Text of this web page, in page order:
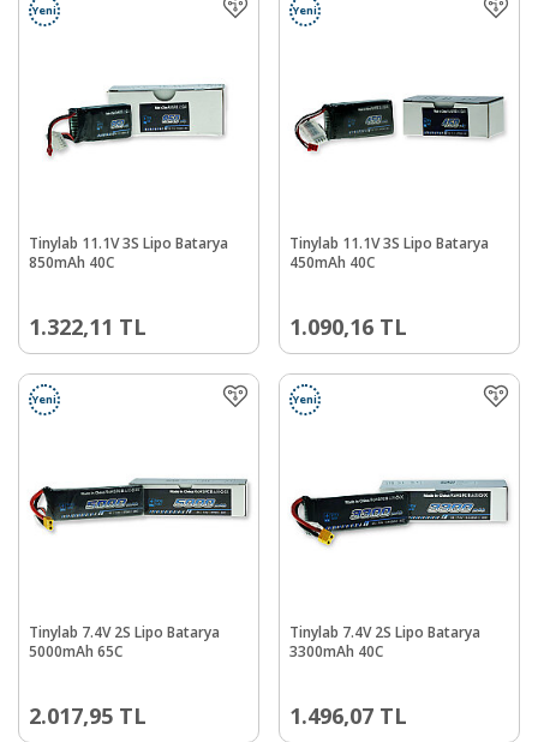
Yeni
Tinylab 11.1V 3S Lipo Batarya
850mAh 40C
1.322,11 TL
Yeni
Tinylab 11.1V 3S Lipo Batarya
450mAh 40C
1.090,16 TL
Yeni
Tinylab 7.4V 2S Lipo Batarya
5000mAh 65C
2.017,95 TL
Yeni
Tinylab 7.4V 2S Lipo Batarya
3300mAh 40C
1.496,07 TL